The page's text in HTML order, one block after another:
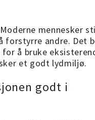
mennesker
forstyrre andre. Det
å bruke
et godt lydmiljø.
godt i